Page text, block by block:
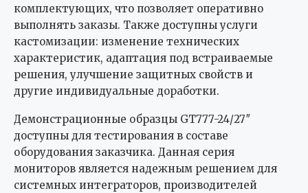
комплектующих, что позволяет оперативно
выполнять заказы. Также доступны услуги
кастомизации: изменение технических
характеристик, адаптация под встраиваемые
решения, улучшение защитных свойств и
другие индивидуальные доработки.
Демонстрационные образцы GT777-24/27″
доступны для тестирования в составе
оборудования заказчика. Данная серия
мониторов является надежным решением для
системных интеграторов, производителей